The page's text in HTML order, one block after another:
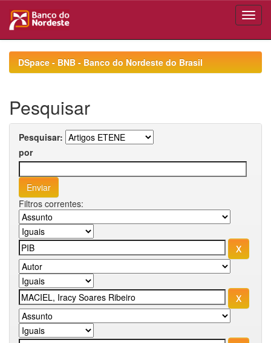
navigationDSpace - BNB - Banco do Nordeste do Brasil
Pesquisar
Pesquisar:
por
Filtros correntes: